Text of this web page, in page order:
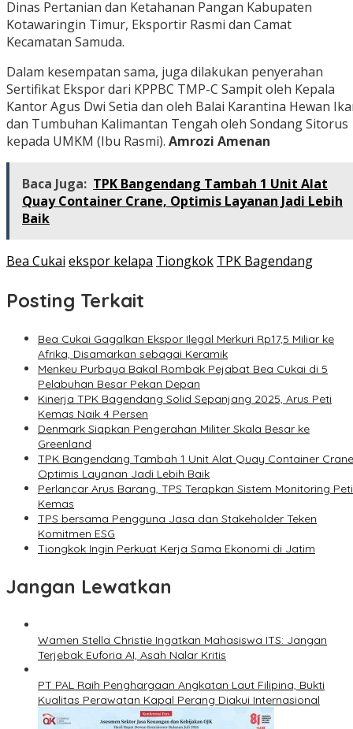
Dinas Pertanian dan Ketahanan Pangan Kabupaten
Kotawaringin Timur, Eksportir Rasmi dan Camat
Kecamatan Samuda.
Dalam kesempatan sama, juga dilakukan penyerahan
Sertifikat Ekspor dari KPPBC TMP-C Sampit oleh Kepala
Kantor Agus Dwi Setia dan oleh Balai Karantina Hewan
dan Tumbuhan Kalimantan Tengah oleh Sondang Sitorus
kepada UMKM (Ibu Rasmi). Amrozi Amenan
Baca Juga: TPK Bangendang Tambah 1 Unit Alat
Quay Container Crane, Optimis Layanan Jadi Lebih
Baik
Bea Cukai ekspor kelapa Tiongkok TPK Bagendang
Posting Terkait
Bea Cukai Gagalkan Ekspor Ilegal Merkuri Rp17,5 Miliar ke
Afrika, Disamarkan sebagai Keramik
Menkeu Purbaya Bakal Rombak Pejabat Bea Cukai di 5
Pelabuhan Besar Pekan Depan
Kinerja TPK Bagendang Solid Sepanjang 2025, Arus Peti
Kemas Naik 4 Persen
Denmark Siapkan Pengerahan Militer Skala Besar ke
Greenland
TPK Bangendang Tambah 1 Unit Alat Quay Container
Optimis Layanan Jadi Lebih Baik
Perlancar Arus Barang, TPS Terapkan Sistem Monitoring Peti
Kemas
TPS bersama Pengguna Jasa dan Stakeholder Teken
Komitmen ESG
Tiongkok Ingin Perkuat Kerja Sama Ekonomi di Jatim
Jangan Lewatkan
Wamen Stella Christie Ingatkan Mahasiswa ITS: Jangan
Terjebak Euforia AI, Asah Nalar Kritis
PT PAL Raih Penghargaan Angkatan Laut Filipina, Bukti
Kualitas Perawatan Kapal Perang Diakui Internasional